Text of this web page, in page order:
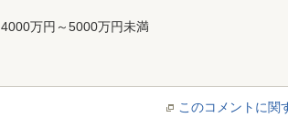
4000万円～5000万円未満
このコメントに関